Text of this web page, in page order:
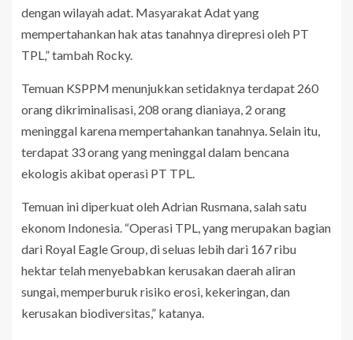
dengan wilayah adat. Masyarakat Adat yang
mempertahankan hak atas tanahnya direpresi oleh PT
TPL,” tambah Rocky.
Temuan KSPPM menunjukkan setidaknya terdapat 260
orang dikriminalisasi, 208 orang dianiaya, 2 orang
meninggal karena mempertahankan tanahnya. Selain itu,
terdapat 33 orang yang meninggal dalam bencana
ekologis akibat operasi PT TPL.
Temuan ini diperkuat oleh Adrian Rusmana, salah satu
ekonom Indonesia. “Operasi TPL, yang merupakan bagian
dari Royal Eagle Group, di seluas lebih dari 167 ribu
hektar telah menyebabkan kerusakan daerah aliran
sungai, memperburuk risiko erosi, kekeringan, dan
kerusakan biodiversitas,” katanya.